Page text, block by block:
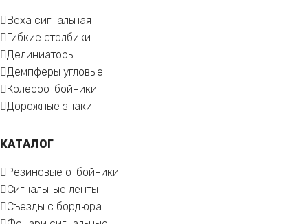
Веха сигнальная
Гибкие столбики
Делиниаторы
Демпферы угловые
Колесоотбойники
Дорожные знаки
КАТАЛОГ
Резиновые отбойники
Сигнальные ленты
Съезды с бордюра